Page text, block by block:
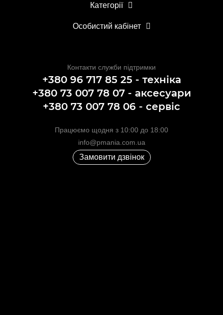
Категорії
Особистий кабінет
Контакти служби підтримки
+380 96 717 85 25 - техніка
+380 73 007 78 07 - аксесуари
+380 73 007 78 06 - сервіс
Працюємо щодня з 10:00 до 18:00
info@pmania.com.ua
Замовити дзвінок